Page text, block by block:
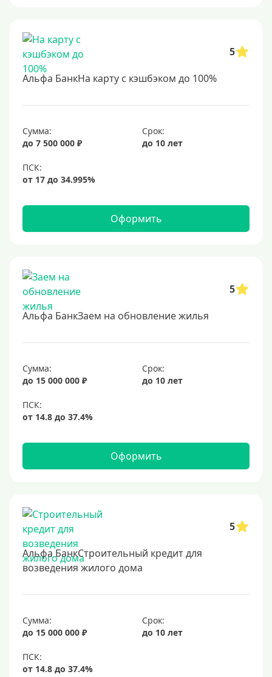
5
Альфа БанкНа карту с кэшбэком до 100%
Сумма:
до 7 500 000 ₽
Срок:
до 10 лет
Оформить
5
Альфа БанкЗаем на обновление жилья
Сумма:
до 15 000 000 ₽
Срок:
до 10 лет
Оформить
5
Альфа БанкСтроительный кредит для
возведения жилого дома
Сумма:
до 15 000 000 ₽
Срок:
до 10 лет